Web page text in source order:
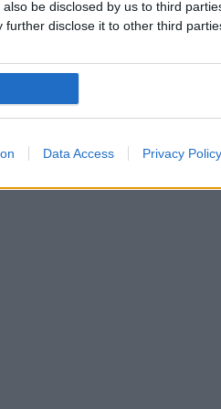
be disclosed by us to third
further disclose it to other third
Data Access Privacy Policy
către comunitatea
ambasada Ucrainei şi
în această
momentan.